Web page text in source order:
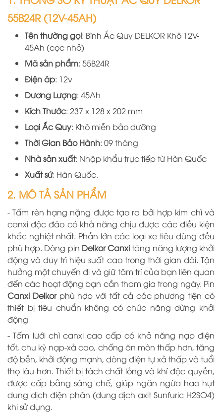
55B24R (12V-45AH)
Tên thường gọi: Bình Ắc Quy DELKOR Khô 12V-
45Ah (cọc nhỏ)
Mã sản phẩm: 55B24R
Điện áp: 12v
Dương Lượng: 45Ah
Kích Thước: 237 x 128 x 202 mm
Loại Ắc Quy: Khô miễn bảo dưỡng
Thời Gian Bảo Hành: 09 tháng
Nhà sản xuất: Nhập khẩu trực tiếp từ Hàn Quốc
Xuất sứ: Hàn Quốc.
2. MÔ TẢ SẢN PHẨM
- Tấm rèn hạng nặng được tạo ra bởi hợp kim chì và
canxi độc đáo có khả năng chịu được các điều kiện
khắc nghiệt nhất. Phần lớn các loại xe tiêu dùng đều
phù hợp. Dòng pin Delkor Canxităng năng lượng khởi
động và duy trì hiệu suất cao trong thời gian dài. Tận
hưởng một chuyến đi và giữ tâm trí của bạn liên quan
đến các hoạt động bạn cần tham gia trong ngày. Pin
Canxi Delkor phù hợp với tất cả các phương tiện có
thiết bị tiêu chuẩn không có chức năng dừng khởi
động
- Tấm lưới chì canxi cao cấp có khả năng nạp điện
tốt, chu kỳ nạp-xả cao, chống ăn mòn thấp hơn, tăng
độ bền, khởi động mạnh, dòng điện tự xả thấp và tuổi
thọ lâu hơn. Thiết bị tách chất lỏng và khí độc quyền,
được cấp bằng sáng chế, giúp ngăn ngừa hao hụt
dung dịch điện phân (dung dịch axit Sunfuric H2SO4)
khi sử dụng.